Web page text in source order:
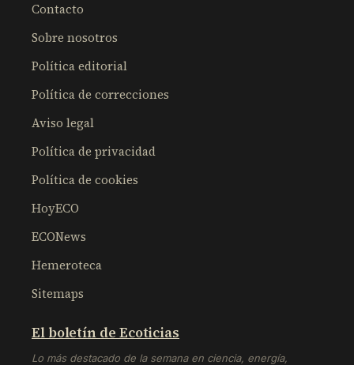
Contacto
Sobre nosotros
Política editorial
Política de correcciones
Aviso legal
Política de privacidad
Política de cookies
HoyECO
ECONews
Hemeroteca
Sitemaps
El boletín de Ecoticias
Lo más destacado de la semana en ciencia, energía,